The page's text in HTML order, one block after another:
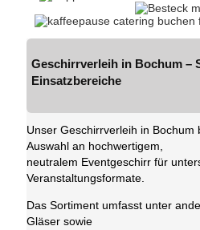
Geschirrverleih in Bochum –
Einsatzbereiche
Unser Geschirrverleih in Bochum
Auswahl an hochwertigem,
neutralem Eventgeschirr für
Veranstaltungsformate.
Das Sortiment umfasst unter
Gläser sowie